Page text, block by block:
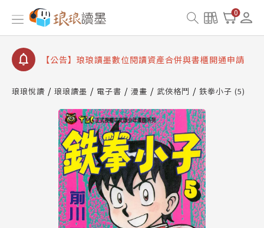
0
【公告】琅琅書店服務升級重要說明及資產合併結果
查詢
【公告】因 Readmoo 讀墨系統維護中，本站同步暫
【公告】琅琅讀墨數位閱讀資產合併與書櫃開通申請
請圖文教學
【公告】琅琅書店服務升級重要說明及資產合併結果
查詢
【公告】因 Readmoo 讀墨系統維護中，本站同步暫
停部分閱讀服務
琅琅悅讀 琅琅讀墨 電子書 漫畫 武俠格鬥 鉄拳小子 (5)